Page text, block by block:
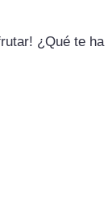
¿Qué te